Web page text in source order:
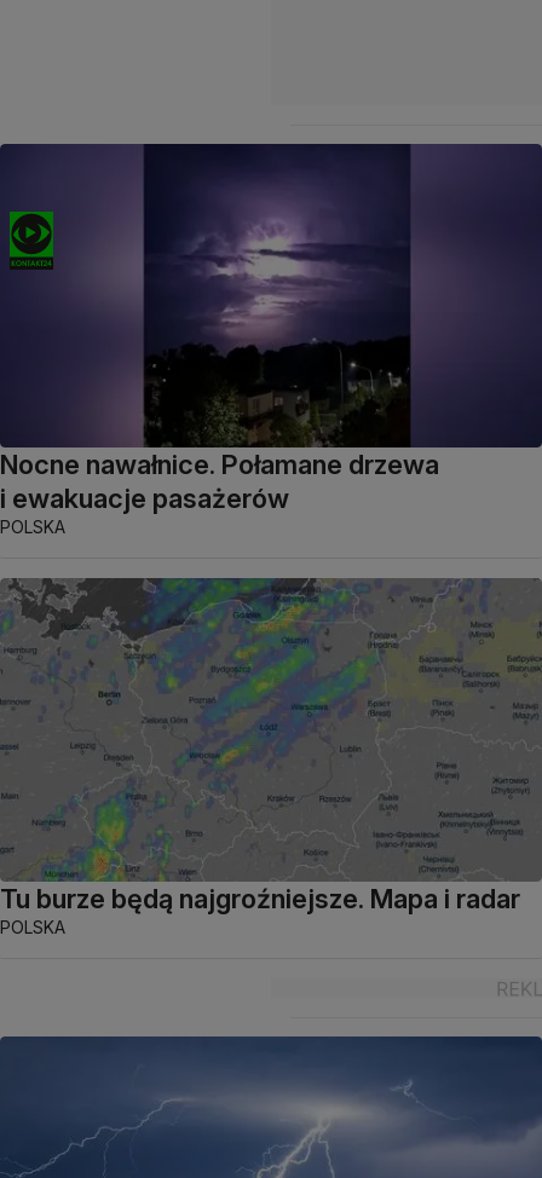
Nocne nawałnice. Połamane drzewa
i ewakuacje pasażerów
POLSKA
Tu burze będą najgroźniejsze. Mapa i radar
POLSKA